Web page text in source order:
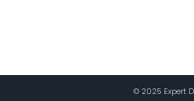
© 2025 Expert